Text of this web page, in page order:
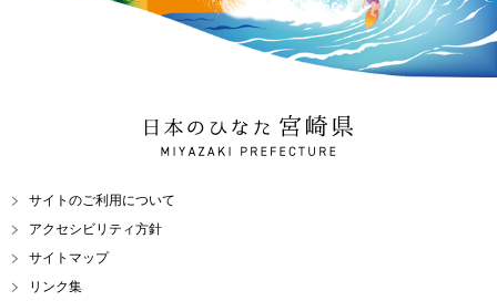
日本のひなた 宮崎県
MIYAZAKI PREFECTURE
サイトのご利用について
アクセシビリティ方針
サイトマップ
リンク集